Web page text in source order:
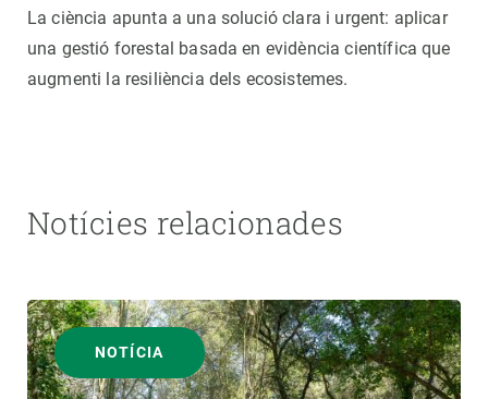
La ciència apunta a una solució clara i urgent: aplicar
una gestió forestal basada en evidència científica que
augmenti la resiliència dels ecosistemes.
Notícies relacionades
NOTÍCIA